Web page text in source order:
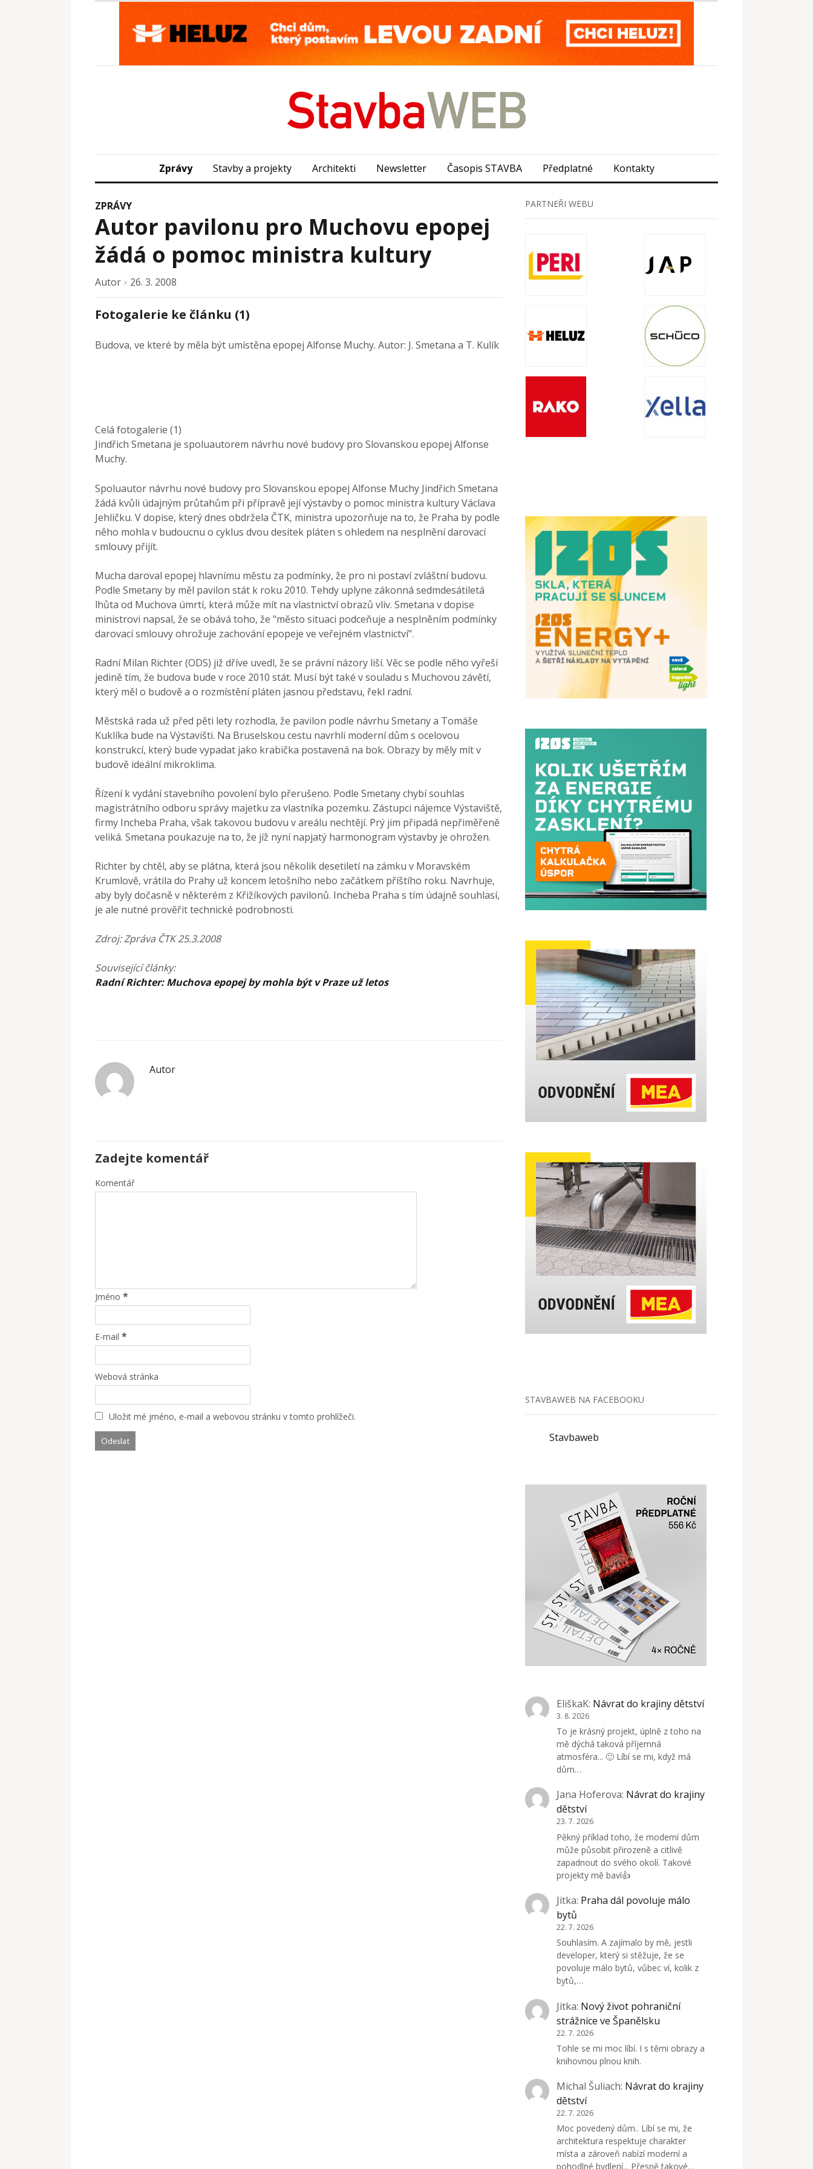
Zprávy Stavby a projekty Architekti Newsletter Časopis STAVBA Předplatné Kontakty
ZPRÁVY
Autor pavilonu pro Muchovu epopej
žádá o pomoc ministra kultury
Autor × 26. 3. 2008
Fotogalerie ke článku (1)
Budova, ve které by měla být umístěna epopej Alfonse Muchy. Autor: J. Smetana a T. Kulík
Celá fotogalerie (1)
Jindřich Smetana je spoluautorem návrhu nové budovy pro Slovanskou epopej Alfonse
Muchy.
Spoluautor návrhu nové budovy pro Slovanskou epopej Alfonse Muchy Jindřich Smetana
žádá kvůli údajným průtahům při přípravě její výstavby o pomoc ministra kultury Václava
Jehličku. V dopise, který dnes obdržela ČTK, ministra upozorňuje na to, že Praha by podle
něho mohla v budoucnu o cyklus dvou desítek pláten s ohledem na nesplnění darovací
smlouvy přijít.
Mucha daroval epopej hlavnímu městu za podmínky, že pro ni postaví zvláštní budovu.
Podle Smetany by měl pavilon stát k roku 2010. Tehdy uplyne zákonná sedmdesátiletá
lhůta od Muchova úmrtí, která může mít na vlastnictví obrazů vliv. Smetana v dopise
ministrovi napsal, že se obává toho, že "město situaci podceňuje a nesplněním podmínky
darovací smlouvy ohrožuje zachování epopeje ve veřejném vlastnictví".
Radní Milan Richter (ODS) již dříve uvedl, že se právní názory liší. Věc se podle něho vyřeší
jedině tím, že budova bude v roce 2010 stát. Musí být také v souladu s Muchovou závětí,
který měl o budově a o rozmístění pláten jasnou představu, řekl radní.
Městská rada už před pěti lety rozhodla, že pavilon podle návrhu Smetany a Tomáše
Kuklíka bude na Výstavišti. Na Bruselskou cestu navrhli moderní dům s ocelovou
konstrukcí, který bude vypadat jako krabička postavená na bok. Obrazy by měly mít v
budově ideální mikroklima.
Řízení k vydání stavebního povolení bylo přerušeno. Podle Smetany chybí souhlas
magistrátního odboru správy majetku za vlastníka pozemku. Zástupci nájemce Výstaviště,
firmy Incheba Praha, však takovou budovu v areálu nechtějí. Prý jim připadá nepřiměřeně
veliká. Smetana poukazuje na to, že jíž nyní napjatý harmonogram výstavby je ohrožen.
Richter by chtěl, aby se plátna, která jsou několik desetiletí na zámku v Moravském
Krumlově, vrátila do Prahy už koncem letošního nebo začátkem příštího roku. Navrhuje,
aby byly dočasně v některém z Křižíkových pavilonů. Incheba Praha s tím údajně souhlasí,
je ale nutné prověřit technické podrobnosti.
Zdroj: Zpráva ČTK 25.3.2008
Související články:
Radní Richter: Muchova epopej by mohla být v Praze už letos
Autor
Zadejte komentář
Komentář
Jméno *
E-mail *
Webová stránka
Uložit mé jméno, e-mail a webovou stránku v tomto prohlížeči.
PARTNEŘI WEBU
STAVBAWEB NA FACEBOOKU
Stavbaweb
EliškaK: Návrat do krajiny dětství
3. 8. 2026
To je krásný projekt, úplně z toho na
mě dýchá taková příjemná
atmosféra... 🙂 Líbí se mi, když má
dům…
Jana Hoferova: Návrat do krajiny
dětství
23. 7. 2026
Pěkný příklad toho, že moderní dům
může působit přirozeně a citlivě
zapadnout do svého okolí. Takové
projekty mě baví👍
Jitka: Praha dál povoluje málo
bytů
22. 7. 2026
Souhlasím. A zajímalo by mě, jestli
developer, který si stěžuje, že se
povoluje málo bytů, vůbec ví, kolik z
bytů,…
Jitka: Nový život pohraniční
strážnice ve Španělsku
22. 7. 2026
Tohle se mi moc líbí. I s těmi obrazy a
knihovnou plnou knih.
Michal Šuliach: Návrat do krajiny
dětství
22. 7. 2026
Moc povedený dům.. Líbí se mi, že
architektura respektuje charakter
místa a zároveň nabízí moderní a
pohodlné bydlení... Přesně takové…